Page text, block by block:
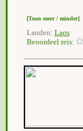
[Toon meer / minder]
Landen: Laos
Beoordeel reis: